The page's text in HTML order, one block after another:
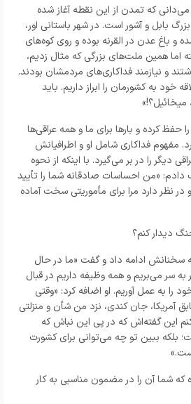
که تمدن از این نقطه آغاز شده
بابل و آشور است. در شهر باستانی اور،
و باغ عدن در القرنه بوده و روی کوه‌های
اما همین ملت‌های بزرگی که مثال زدیم،
و نیازمند فداکاری‌های مردمشان بودند.
خود به کشورمان را ابراز داریم. باید
میخائیل؟!»
حفظ کرده و بارها برای ما و همه عراقی‌ها
مفهوم فداکاری شامل او و اطرافیانش
دیگر را در بر می‌گیرد. با اینکه از نحوه
«من احساسات صادقانه شما را تأیید
در نظر دارد مرا برای مأموریتی سخت آماده
دیدار کنم؟
سخنانش ادامه داد و گفت «ما در حال
سر می‌بریم و همه وظیفه داریم در قبال
به عمل آوریم. او اضافه کرد: «وقتی
آمریکا، جان کندی، نزد من شأن و منزلتی
این گفته‌اش که در پی این نباش که
بلکه ببین تو چه می‌توانی برای کشورت
شما آن را در مضمون مناسبی به کار